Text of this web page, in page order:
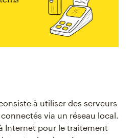
à utiliser des serveurs
via un réseau local.
Internet pour le traitement